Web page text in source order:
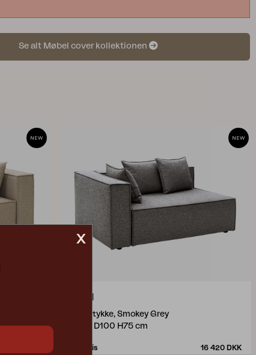
Se alt Møbel cover kollektionen
endestykke, Smokey Grey
W140 D100 H75 cm
Vejl. pris 16 420 DKK
x